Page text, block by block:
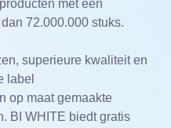
met een
72.000.000 stuks.
superieure kwaliteit en
label
op maat gemaakte
BI WHITE biedt gratis